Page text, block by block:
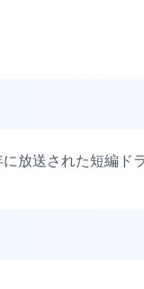
放送された短編